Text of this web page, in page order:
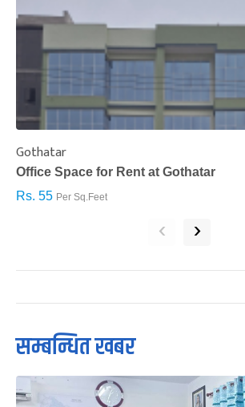
Gothatar
Office Space for Rent at Gothatar
Rs. 55 Per Sq.Feet
‹ ›
सम्बन्धित खबर